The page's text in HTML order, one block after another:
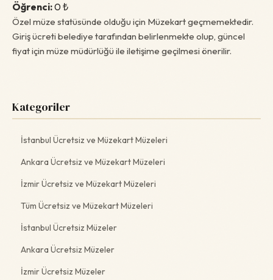
Öğrenci:0 ₺
Özel müze statüsünde olduğu için Müzekart geçmemektedir.
Giriş ücreti belediye tarafından belirlenmekte olup, güncel
fiyat için müze müdürlüğü ile iletişime geçilmesi önerilir.
Kategoriler
İstanbul Ücretsiz ve Müzekart Müzeleri
Ankara Ücretsiz ve Müzekart Müzeleri
İzmir Ücretsiz ve Müzekart Müzeleri
Tüm Ücretsiz ve Müzekart Müzeleri
İstanbul Ücretsiz Müzeler
Ankara Ücretsiz Müzeler
İzmir Ücretsiz Müzeler